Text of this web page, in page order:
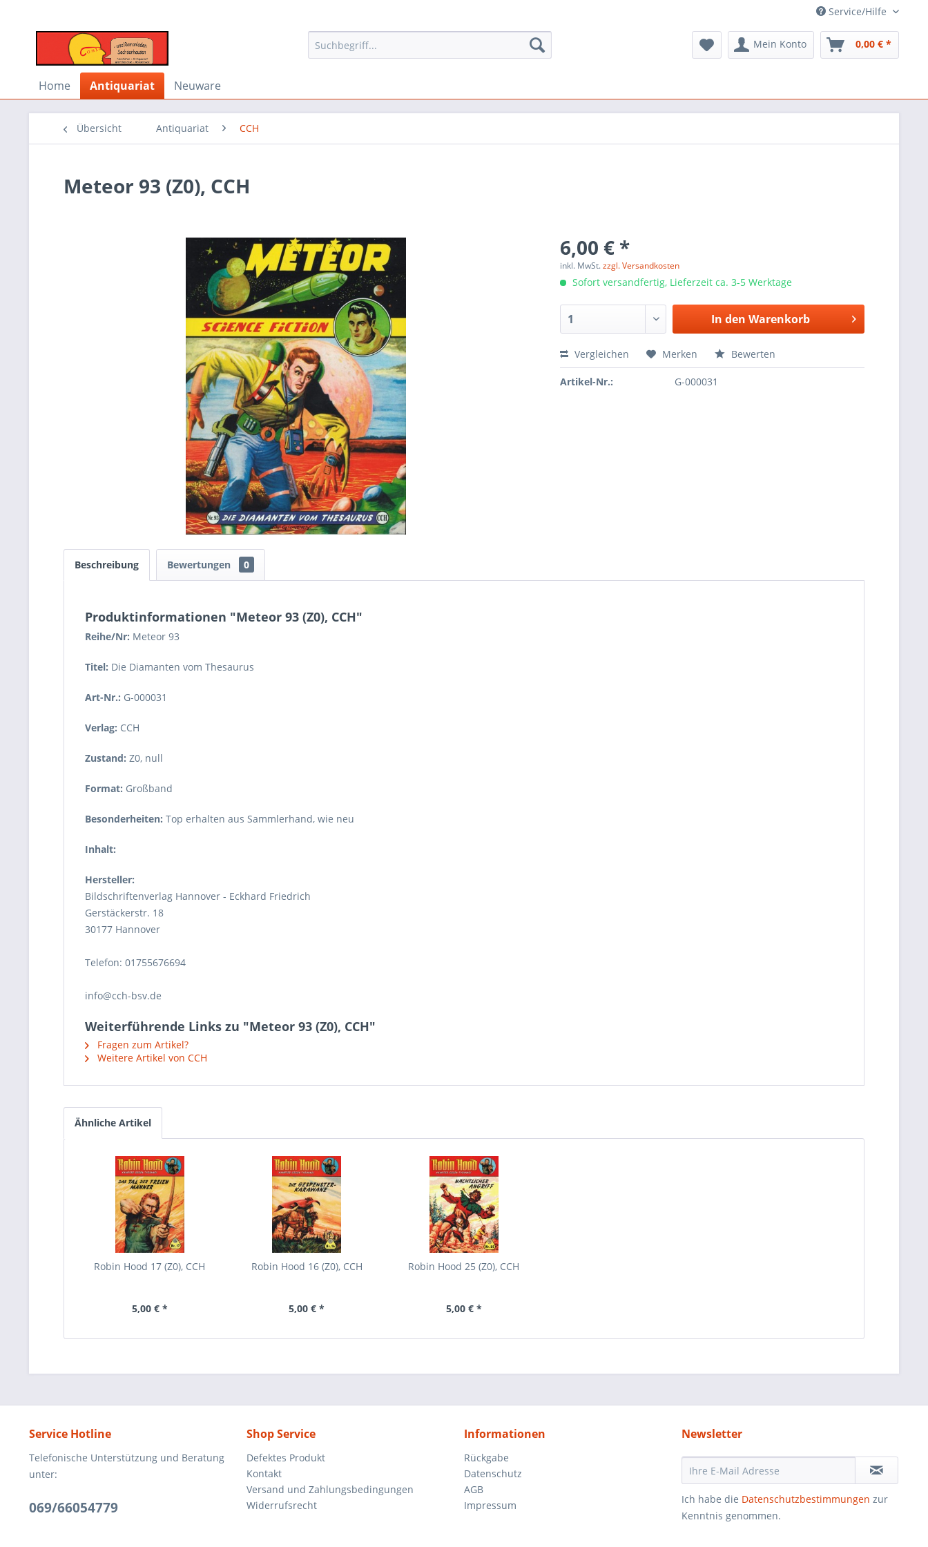
Service/Hilfe
Mein Konto 0,00 € *
Home Antiquariat Neuware
Übersicht Antiquariat CCH
Meteor 93 (Z0), CCH
6,00 € *
inkl. MwSt.zzgl. Versandkosten
Sofort versandfertig, Lieferzeit ca. 3-5 Werktage
In den Warenkorb
Vergleichen Merken Bewerten
Artikel-Nr.: G-000031
Beschreibung Bewertungen 0
Produktinformationen "Meteor 93 (Z0), CCH"
Reihe/Nr: Meteor 93
Titel: Die Diamanten vom Thesaurus
Art-Nr.: G-000031
Verlag: CCH
Zustand: Z0, null
Format: Großband
Besonderheiten: Top erhalten aus Sammlerhand, wie neu
Inhalt:
Hersteller:
Bildschriftenverlag Hannover - Eckhard Friedrich
Gerstäckerstr. 18
30177 Hannover
Telefon: 01755676694
info@cch-bsv.de
Weiterführende Links zu "Meteor 93 (Z0), CCH"
Fragen zum Artikel?
Weitere Artikel von CCH
Ähnliche Artikel
Robin Hood 17 (Z0), CCH
5,00 € *
Robin Hood 16 (Z0), CCH
5,00 € *
Robin Hood 25 (Z0), CCH
5,00 € *
Service Hotline
Telefonische Unterstützung und Beratung
unter:
069/66054779
Shop Service
Defektes Produkt
Kontakt
Versand und Zahlungsbedingungen
Widerrufsrecht
Informationen
Rückgabe
Datenschutz
AGB
Impressum
Newsletter
Ich habe die Datenschutzbestimmungen zur
Kenntnis genommen.